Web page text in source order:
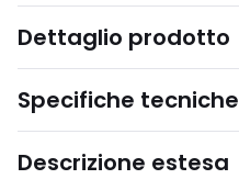
Dettaglio prodotto
Specifiche tecniche
Descrizione estesa